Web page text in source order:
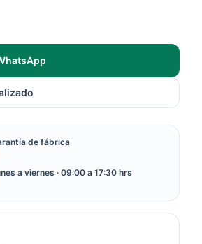
de fábrica
a viernes · 09:00 a 17:30 hrs